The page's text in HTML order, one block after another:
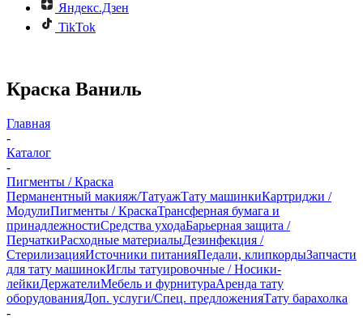
Яндекс.Дзен
TikTok
Краска Ваниль
Главная
-
Каталог
-
Пигменты / Краска
Перманентный макияж/ТатуажТату машинкиКартриджи /
МодулиПигменты / КраскаТрансферная бумага и
принадлежностиСредства уходаБарьерная защита /
ПерчаткиРасходные материалыДезинфекция /
СтерилизацияИсточники питанияПедали, клипкордыЗапчасти
для тату машинокИглы татуировочные / Носики-
лейкиДержателиМебель и фурнитураАренда тату
оборудованияДоп. услуги/Спец. предложенияТату барахолка
-